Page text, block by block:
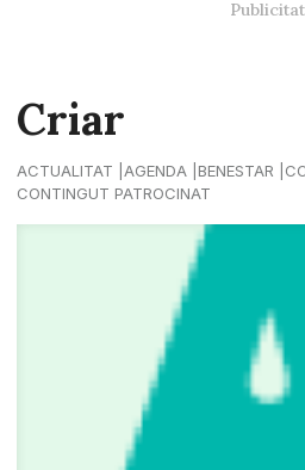
Criar
ACTUALITAT AGENDA BENESTAR
CONTINGUT PATROCINAT